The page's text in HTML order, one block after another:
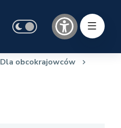
Dla obcokrajowców